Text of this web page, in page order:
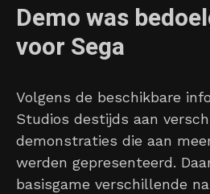
Demo was
voor Sega
Volgens de beschikbare
Studios destijds aan
demonstraties die aan
werden gepresenteerd.
basisgame verschillende